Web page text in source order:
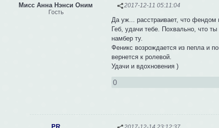
2017-12-11 05:11:04
Мисс Анна Нэнси Оним
Гость
Да уж... расстраивает, что фендом
Геб, удачи тебе. Похвально, что
намбер ту.
Феникс возрождается из пепла и
вернется к ролевой.
Удачи и вдохновения )
0